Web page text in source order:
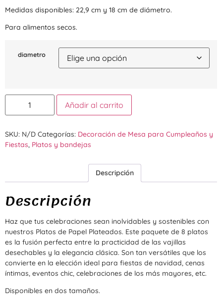
Medidas disponibles: 22,9 cm y 18 cm de diámetro.
Para alimentos secos.
diametro
Añadir al carrito
SKU: N/D Categorías: Decoración de Mesa para Cumpleaños y
Fiestas, Platos y bandejas
Descripción
Descripción
Haz que tus celebraciones sean inolvidables y sostenibles con
nuestros Platos de Papel Plateados. Este paquete de 8 platos
es la fusión perfecta entre la practicidad de las vajillas
desechables y la elegancia clásica. Son tan versátiles que los
convierte en la elección ideal para fiestas de navidad, cenas
íntimas, eventos chic, celebraciones de los más mayores, etc.
Disponibles en dos tamaños.